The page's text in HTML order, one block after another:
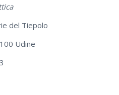
del Tiepolo
Udine